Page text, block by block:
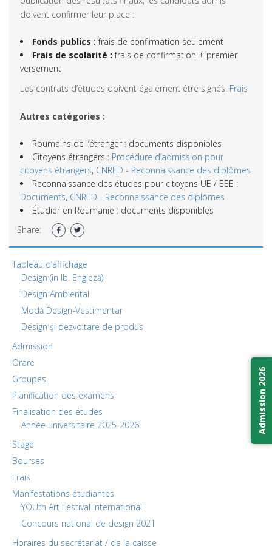
doivent confirmer leur place :
Fonds publics : frais de confirmation seulement
Frais de scolarité : frais de confirmation + premier
versement
Les contrats d’études doivent également être signés. Frais
Autres catégories :
Roumains de l’étranger : documents disponibles
Citoyens étrangers : Procédure d’admission pour
citoyens étrangers, CNRED - Reconnaissance des diplômes
Reconnaissance des études pour citoyens UE / EEE :
Documents, CNRED - Reconnaissance des diplômes
Étudier en Roumanie : documents disponibles
Share:
Tableau d’affichage
Design (în lb. Engleză)
Design Ambiental
Modă Design-Vestimentar
Design şi dezvoltare de produs
Admission
Orare
Groupes
Planification des examens
Finalisation des études
Année universitaire 2025-2026
Stage
Bourses
Frais
Manifestations étudiantes
YOUth Art Festival International
Concours national de design 2021
Horaires du secrétariat / de la caisse
Admission 2026